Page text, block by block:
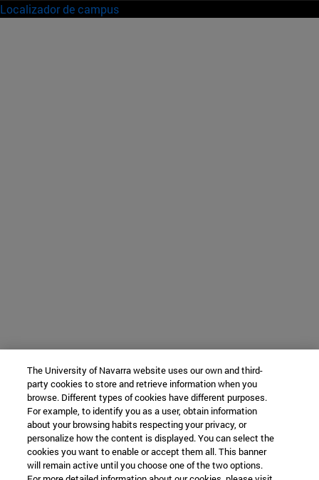
Localizador de campus
The University of Navarra website uses our own and third-
party cookies to store and retrieve information when you
browse. Different types of cookies have different purposes.
For example, to identify you as a user, obtain information
about your browsing habits respecting your privacy, or
personalize how the content is displayed. You can select the
cookies you want to enable or accept them all. This banner
will remain active until you choose one of the two options.